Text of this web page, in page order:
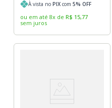
À vista noPIX com5% OFF
ou em até 8x de R$ 15,77
sem juros